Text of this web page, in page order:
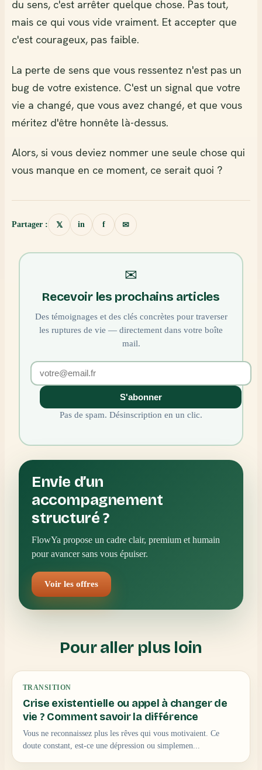
du sens, c'est arrêter quelque chose. Pas tout,
mais ce qui vous vide vraiment. Et accepter que
c'est courageux, pas faible.
La perte de sens que vous ressentez n'est pas un
bug de votre existence. C'est un signal que votre
vie a changé, que vous avez changé, et que vous
méritez d'être honnête là-dessus.
Alors, si vous deviez nommer une seule chose qui
vous manque en ce moment, ce serait quoi ?
Partager : 𝕏 in f ✉
✉
Recevoir les prochains articles
Des témoignages et des clés concrètes pour traverser
les ruptures de vie — directement dans votre boîte
mail.
S'abonner
Pas de spam. Désinscription en un clic.
Envie d’un
accompagnement
structuré ?
FlowYa propose un cadre clair, premium et humain
pour avancer sans vous épuiser.
Voir les offres
Pour aller plus loin
TRANSITION
Crise existentielle ou appel à changer de
vie ? Comment savoir la différence
Vous ne reconnaissez plus les rêves qui vous motivaient. Ce
doute constant, est-ce une dépression ou simplemen...